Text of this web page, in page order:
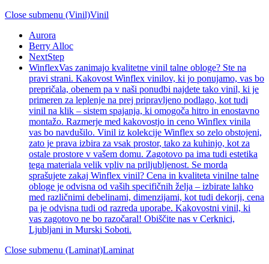
Close submenu (Vinil)Vinil
Aurora
Berry Alloc
NextStep
WinflexVas zanimajo kvalitetne vinil talne obloge? Ste na
pravi strani. Kakovost Winflex vinilov, ki jo ponujamo, vas bo
prepričala, obenem pa v naši ponudbi najdete tako vinil, ki je
primeren za leplenje na prej pripravljeno podlago, kot tudi
vinil na klik – sistem spajanja, ki omogoča hitro in enostavno
montažo. Razmerje med kakovostjo in ceno Winflex vinila
vas bo navdušilo. Vinil iz kolekcije Winflex so zelo obstojeni,
zato je prava izbira za vsak prostor, tako za kuhinjo, kot za
ostale prostore v vašem domu. Zagotovo pa ima tudi estetika
tega materiala velik vpliv na priljubljenost. Se morda
sprašujete zakaj Winflex vinil? Cena in kvaliteta vinilne talne
obloge je odvisna od vaših specifičnih želja – izbirate lahko
med različnimi debelinami, dimenzijami, kot tudi dekorji, cena
pa je odvisna tudi od razreda uporabe. Kakovostni vinil, ki
vas zagotovo ne bo razočaral! Obiščite nas v Cerknici,
Ljubljani in Murski Soboti.
Close submenu (Laminat)Laminat